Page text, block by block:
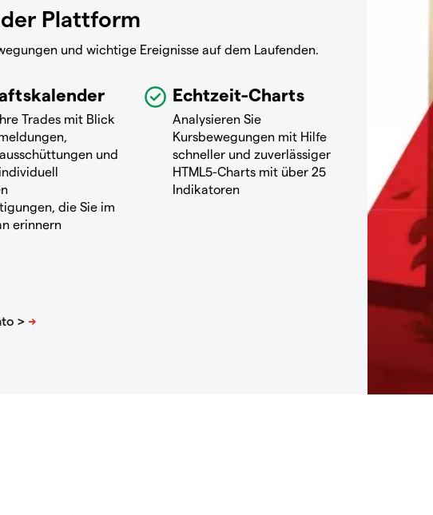
Plattform
und wichtige Ereignisse auf dem Laufenden.
Trades mit Blick
und
die Sie im
erinnern
Echtzeit-Charts
Analysieren Sie
Kursbewegungen mit Hilfe
schneller und zuverlässiger
HTML5-Charts mit über 25
Indikatoren